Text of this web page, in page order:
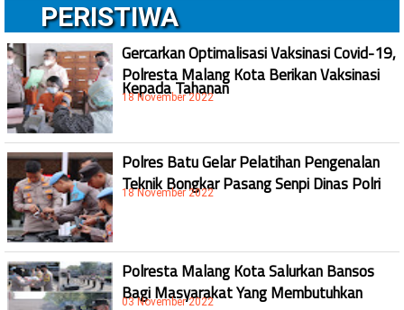
PERISTIWA
Gercarkan Optimalisasi Vaksinasi Covid-19,
Polresta Malang Kota Berikan Vaksinasi
Kepada Tahanan
18 November 2022
Polres Batu Gelar Pelatihan Pengenalan
Teknik Bongkar Pasang Senpi Dinas Polri
18 November 2022
Polresta Malang Kota Salurkan Bansos
Bagi Masyarakat Yang Membutuhkan
03 November 2022